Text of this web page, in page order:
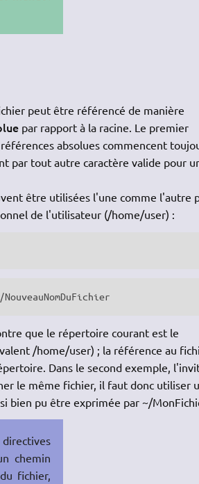
peut être référencé de manière
par rapport à la racine. Le premier
absolues commencent
par tout autre caractère valide pour
être utilisées l'une comme l'autre
de l'utilisateur (/home/user) :
que le répertoire courant est le
/home/user) ; la référence au
Dans le second exemple,
le même fichier, il faut donc utiliser
bien pu être exprimée par ~/
chemin
fichier,